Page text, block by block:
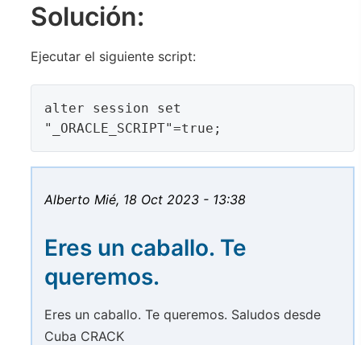
Solución:
Ejecutar el siguiente script:
alter session set
Alberto Mié, 18 Oct 2023 - 13:38
Eres un caballo. Te
queremos.
Eres un caballo. Te queremos. Saludos desde
Cuba CRACK